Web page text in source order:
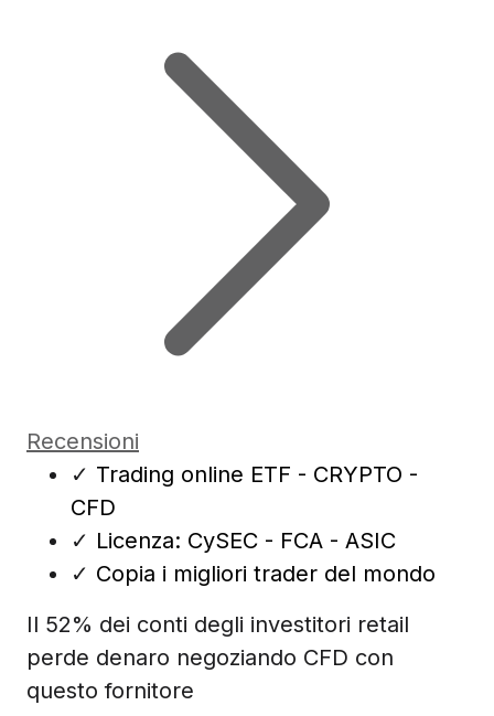
Recensioni
✓ Trading online ETF - CRYPTO -
CFD
✓ Licenza: CySEC - FCA - ASIC
✓ Copia i migliori trader del mondo
Il 52% dei conti degli investitori retail
perde denaro negoziando CFD con
questo fornitore